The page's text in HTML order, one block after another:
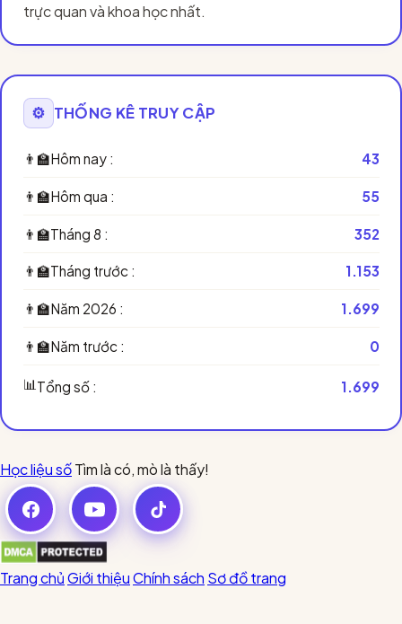
trực quan và khoa học nhất.
⚙️ THỐNG KÊ TRUY CẬP
👨‍🏫Hôm nay : 43
👨‍🏫Hôm qua : 55
👨‍🏫Tháng 8 : 352
👨‍🏫Tháng trước : 1.153
👨‍🏫Năm 2026 : 1.699
👨‍🏫Năm trước : 0
📊 Tổng số : 1.699
Học liệu sốTìm là có, mò là thấy!
Trang chủGiới thiệuChính sách Sơ đồ trang